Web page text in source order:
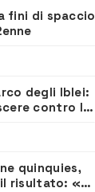
fini di spaccio
degli Iblei:
contro le
quinquies,
risultato: «La